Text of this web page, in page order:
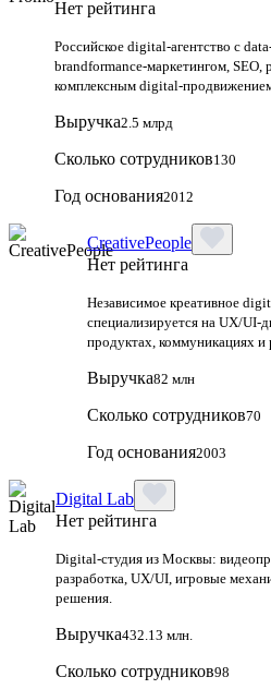
Нет рейтинга
Российское digital-агентство с
brandformance-маркетингом, SEO,
комплексным digital-
Выручка2.5 млрд
Сколько сотрудников130
Год основания2012
CreativePeople
Нет рейтинга
Независимое креативное
специализируется на UX/
продуктах, коммуникациях и
Выручка82 млн
Сколько сотрудников70
Год основания2003
Digital Lab
Нет рейтинга
Digital-студия из Москвы:
разработка, UX/UI, игровые
решения.
Выручка432.13 млн.
Сколько сотрудников98